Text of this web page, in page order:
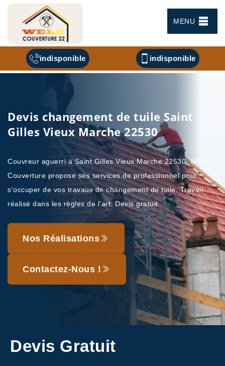
MENU
indisponible indisponible
Devis changement de tuile Saint
Gilles Vieux Marche 22530
Couvreur aguerri à Saint Gilles Vieux Marche 22530, WELS
Couverture propose ses services de professionnel pour
s'occuper de vos travaux de changement de tuile. Travail
réalisé dans les règles de l'art. Devis gratuit
Nos Réalisations
Contactez-Nous !
Devis Gratuit